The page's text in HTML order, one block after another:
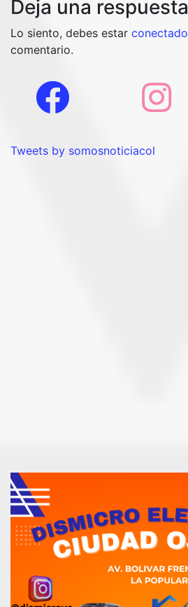
Deja una respuesta
Lo siento, debes estar conectado
comentario.
Tweets by somosnoticiacol